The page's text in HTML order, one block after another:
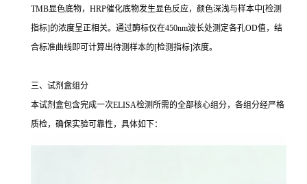
TMB显色底物，HRP催化底物发生显色反应，颜色深浅与样本中[检测
指标]的浓度呈正相关。通过酶标仪在450nm波长处测定各孔OD值，结
合标准曲线即可计算出待测样本的[检测指标]浓度。
三、试剂盒组分
本试剂盒包含完成一次ELISA检测所需的全部核心组分，各组分经严格
质检，确保实验可靠性，具体如下：